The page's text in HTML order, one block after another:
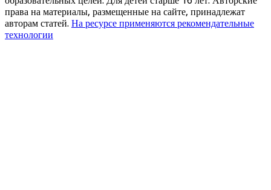
права на материалы, размещенные на сайте, принадлежат
авторам статей. На ресурсе применяются рекомендательные
технологии